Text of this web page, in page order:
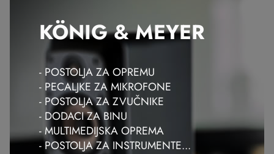
KÖNIG & MEYER
- POSTOLJA ZA OPREMU
- PECALJKE ZA MIKROFONE
- POSTOLJA ZA ZVUČNIKE
- DODACI ZA BINU
- MULTIMEDIJSKA OPREMA
- POSTOLJA ZA INSTRUMENTE...